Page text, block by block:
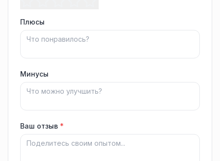
Плюсы
Минусы
Ваш отзыв *